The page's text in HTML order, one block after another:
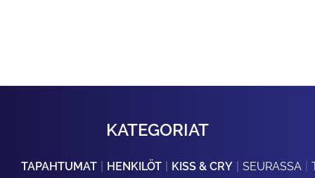
KATEGORIAT
TAPAHTUMAT HENKILÖT KISS & CRY SEURASSA